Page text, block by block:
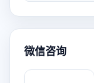
微信咨询